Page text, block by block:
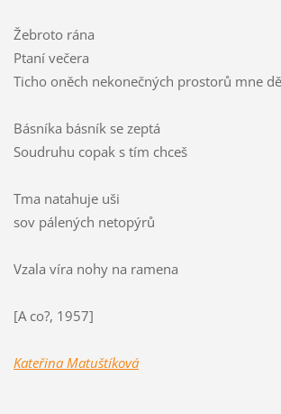
Žebroto rána
Ptaní večera
Ticho oněch nekonečných prostorů mne
Básníka básník se zeptá
Soudruhu copak s tím chceš
Tma natahuje uši
sov pálených netopýrů
Vzala víra nohy na ramena
[A co?, 1957]
Kateřina Matuštíková